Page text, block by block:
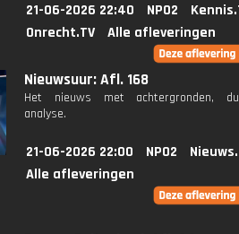
21-06-2026 22:40 NPO2
Onrecht.TV
Alle afleveringen
Nieuwsuur: Afl. 168
Het nieuws met achtergronden,
analyse.
21-06-2026 22:00 NPO2
Alle afleveringen